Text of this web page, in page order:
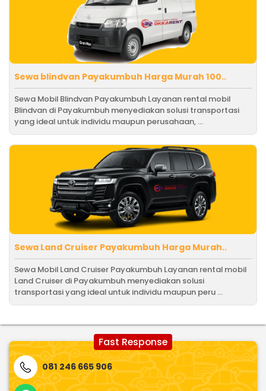
Sewa blindvan Payakumbuh Harga Murah 100..
Sewa Mobil Blindvan Payakumbuh Layanan rental mobil
Blindvan di Payakumbuh menyediakan solusi transportasi
yang ideal untuk individu maupun perusahaan, ...
Sewa Land Cruiser Payakumbuh Harga Murah..
Sewa Mobil Land Cruiser Payakumbuh Layanan rental mobil
Land Cruiser di Payakumbuh menyediakan solusi
transportasi yang ideal untuk individu maupun peru ...
Fast Response
081 246 665 906